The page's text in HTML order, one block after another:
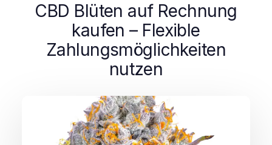
CBD Blüten auf Rechnung
kaufen – Flexible
Zahlungsmöglichkeiten
nutzen